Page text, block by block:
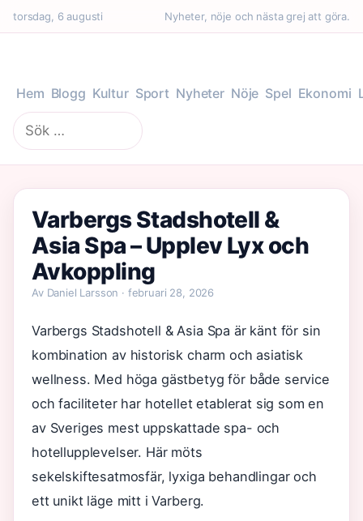
torsdag, 6 augusti Nyheter, nöje och nästa grej att göra.
Hem Blogg Kultur Sport Nyheter Nöje Spel Ekonomi
Sök
efter:
Varbergs Stadshotell &
Asia Spa – Upplev Lyx och
Avkoppling
Av Daniel Larsson · februari 28, 2026
Varbergs Stadshotell & Asia Spa är känt för sin
kombination av historisk charm och asiatisk
wellness. Med höga gästbetyg för både service
och faciliteter har hotellet etablerat sig som en
av Sveriges mest uppskattade spa- och
hotellupplevelser. Här möts
sekelskiftesatmosfär, lyxiga behandlingar och
ett unikt läge mitt i Varberg.